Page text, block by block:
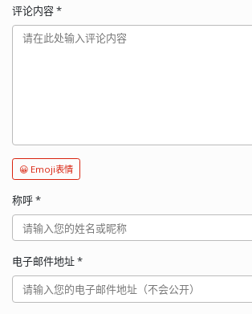
评论内容*
😀 Emoji表情
称呼*
电子邮件地址*